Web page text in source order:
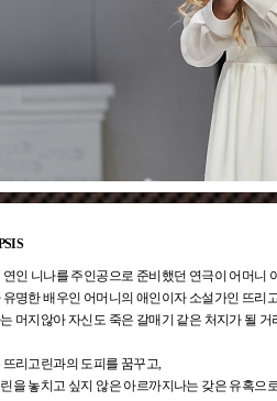
인 니나를 주인공으로 준비했던 연극이 어머니
유명한 배우인 어머니의 애인이자 소설가인 뜨리
머지않아 자신도 죽은 갈매기 같은 처지가 될 거
뜨리고린과의 도피를 꿈꾸고,
을 놓치고 싶지 않은 아르까지나는 갖은 유혹으